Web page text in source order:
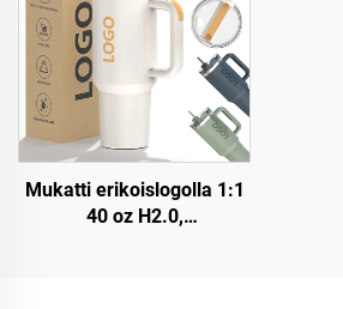
vuotosuojatulla kannella,
pajulla ja kahvalla
matkakäyttöön
Mukatti erikoislogolla 1:1
40 oz H2.0,